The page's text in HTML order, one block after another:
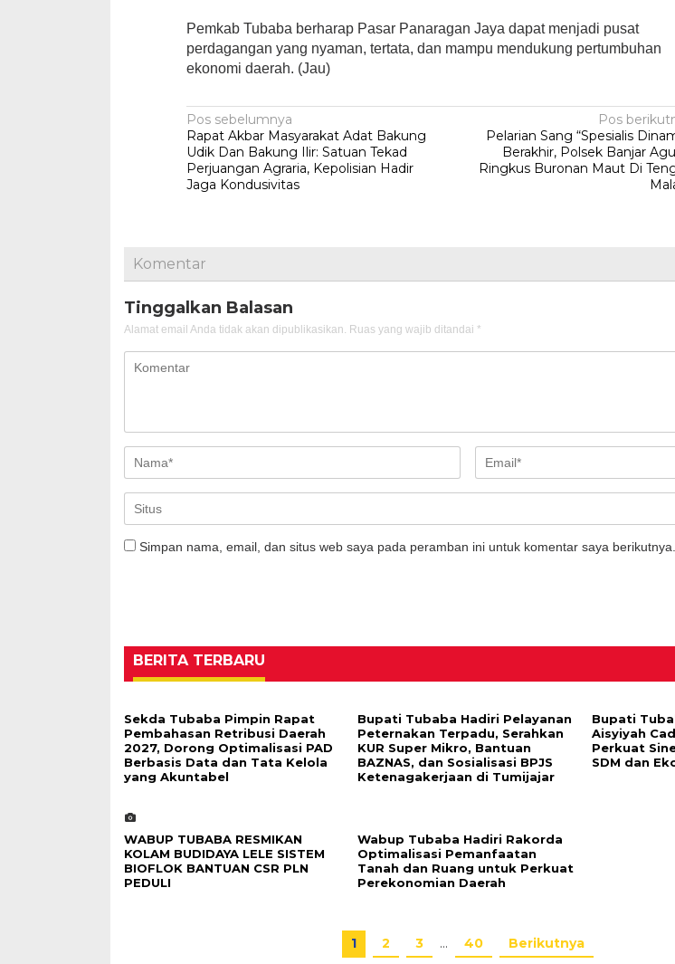
PemkabTubaba berharap Pasar Panaragan Jaya dapat menjadi pusat
perdagangan yang nyaman, tertata, dan mampu mendukung pertumbuhan
ekonomi daerah. (Jau)
Navigasi
pos
Pos sebelumnya
Rapat Akbar Masyarakat Adat Bakung
Udik Dan Bakung Ilir: Satuan Tekad
Perjuangan Agraria, Kepolisian Hadir
Jaga Kondusivitas
Pos
Pelarian Sang “Spesialis
Berakhir, Polsek Banjar
Ringkus Buronan Maut Di
Komentar
Tinggalkan Balasan
Alamat email Anda tidak akan dipublikasikan. Ruas yang wajib ditandai *
Simpan nama, email, dan situs web saya pada peramban ini untuk komentar saya berikutnya.
BERITA TERBARU
Sekda Tubaba Pimpin Rapat
Pembahasan Retribusi Daerah
2027, Dorong Optimalisasi PAD
Berbasis Data dan Tata Kelola
yang Akuntabel
Bupati Tubaba Hadiri Pelayanan
Peternakan Terpadu, Serahkan
KUR Super Mikro, Bantuan
BAZNAS, dan Sosialisasi BPJS
Ketenagakerjaan di Tumijajar
Bupati
Aisyiyah
Perkuat
SDM dan
WABUP TUBABA RESMIKAN
KOLAM BUDIDAYA LELE SISTEM
BIOFLOK BANTUAN CSR PLN
PEDULI
Wabup Tubaba Hadiri Rakorda
Optimalisasi Pemanfaatan
Tanah dan Ruang untuk Perkuat
Perekonomian Daerah
1 2 3 … 40 Berikutnya